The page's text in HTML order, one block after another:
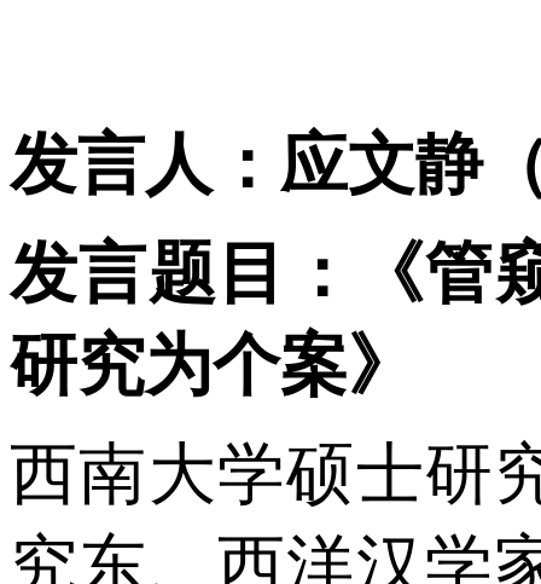
发言人：应文静
发言题目：《管
研究为个案》
西南大学硕士研
究东、西洋汉学